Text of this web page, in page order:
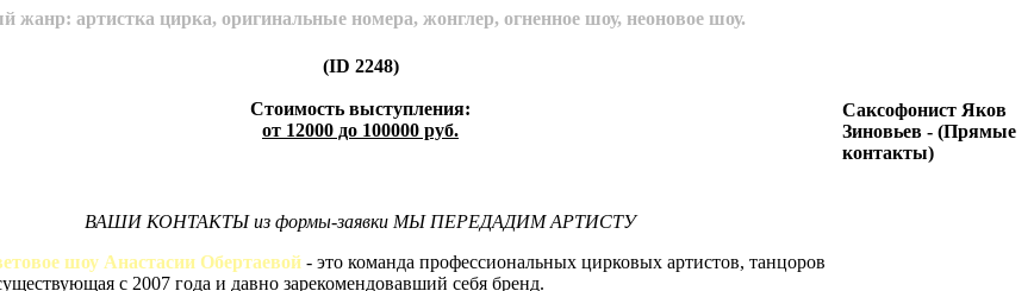
жанр: артистка цирка, оригинальные номера, жонглер, огненное шоу, неоновое шоу.
(ID 2248)
Стоимость выступления:
от 12000 до 100000 руб.
ВАШИ КОНТАКТЫ из формы-заявки МЫ ПЕРЕДАДИМ АРТИСТУ
шоу Анастасии Обертаевой - это команда профессиональных цирковых артистов, танцоров
с 2007 года и давно зарекомендовавший себя бренд.
Саксофонист Яков
Зиновьев - (Прямые
контакты)